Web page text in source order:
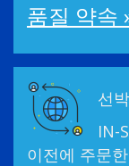
품질 약속
선박
IN-
이전에 주문